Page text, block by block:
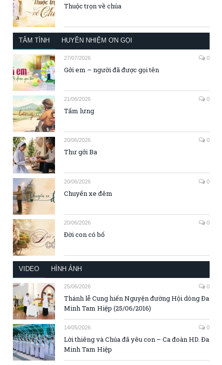
Thuộc trọn về chúa
TÂM TÌNH HUYỀN NHIỆM ƠN GỌI
27/07/2026 0
Gởi em – người đã được gọi tên
21/06/2026 0
Tấm lưng
20/06/2026 0
Thư gởi Ba
20/06/2026 0
Chuyến xe đêm
20/06/2026 0
Đời con có bố
VIDEO HÌNH ẢNH
25/06/2026 0
Thánh lễ Cung hiến Nguyện đường Hội dòng Đa
Minh Tam Hiệp (25/06/2016)
14/05/2026 0
Lời thiêng và Chúa đã yêu con – Ca đoàn HD. Đa
Minh Tam Hiệp